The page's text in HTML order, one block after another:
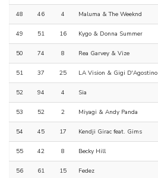
48 46 4 Maluma & The Weeknd
49 51 16 Kygo & Donna Summer
50 74 8 Rea Garvey & Vize
51 37 25 LA Vision & Gigi D'Agostino
52 94 4 Sia
53 52 2 Miyagi & Andy Panda
54 45 17 Kendji Girac feat. Gims
55 42 8 Becky Hill
56 61 15 Fedez